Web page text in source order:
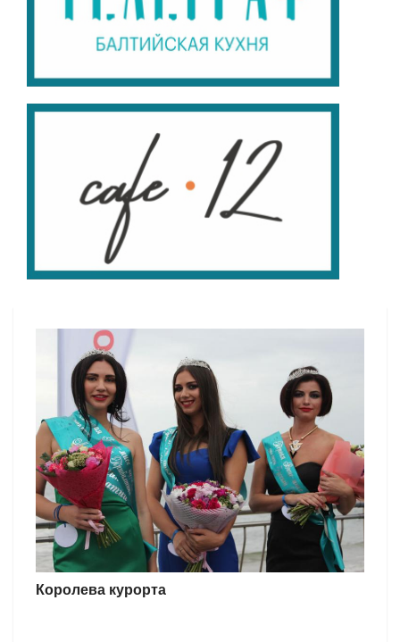
Королева курорта